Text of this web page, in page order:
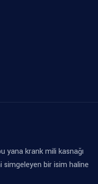
yana krank mili kasnağı
simgeleyen bir isim haline